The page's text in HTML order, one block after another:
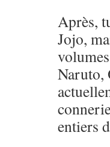
Après,
Jojo,
Naruto,
entiers